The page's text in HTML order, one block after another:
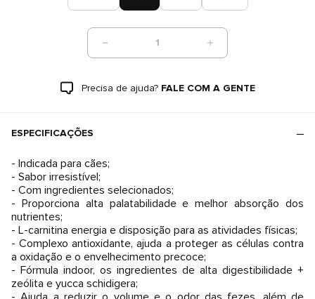
1
Precisa de ajuda? FALE COM A GENTE
ESPECIFICAÇÕES
- Indicada para cães;
- Sabor irresistível;
- Com ingredientes selecionados;
- Proporciona alta palatabilidade e melhor absorção dos
nutrientes;
- L-carnitina energia e disposição para as atividades físicas;
- Complexo antioxidante, ajuda a proteger as células contra
a oxidação e o envelhecimento precoce;
- Fórmula indoor, os ingredientes de alta digestibilidade +
zeólita e yucca schidigera;